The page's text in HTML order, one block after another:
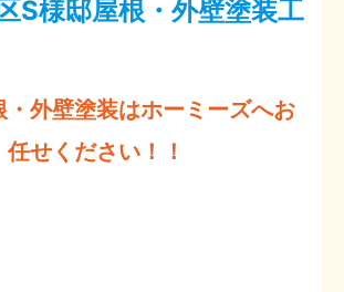
S様邸屋根・外壁塗装工
・外壁塗装はホーミーズへお
任せください！！